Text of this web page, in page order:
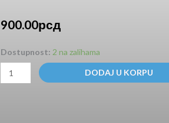
900.00рсд
Dostupnost: 2 na zalihama
Complete
Gourmet
Menu
DODAJ U KORPU